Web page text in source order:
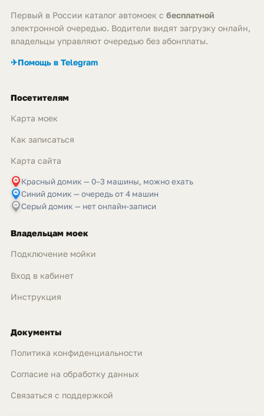
Первый в России каталог автомоек с бесплатной
электронной очередью. Водители видят загрузку онлайн,
владельцы управляют очередью без абонплаты.
✈Помощь в Telegram
Посетителям
Карта моек
Как записаться
Карта сайта
Красный домик — 0–3 машины, можно ехать
Синий домик — очередь от 4 машин
Серый домик — нет онлайн-записи
Владельцам моек
Подключение мойки
Вход в кабинет
Инструкция
Документы
Политика конфиденциальности
Согласие на обработку данных
Связаться с поддержкой